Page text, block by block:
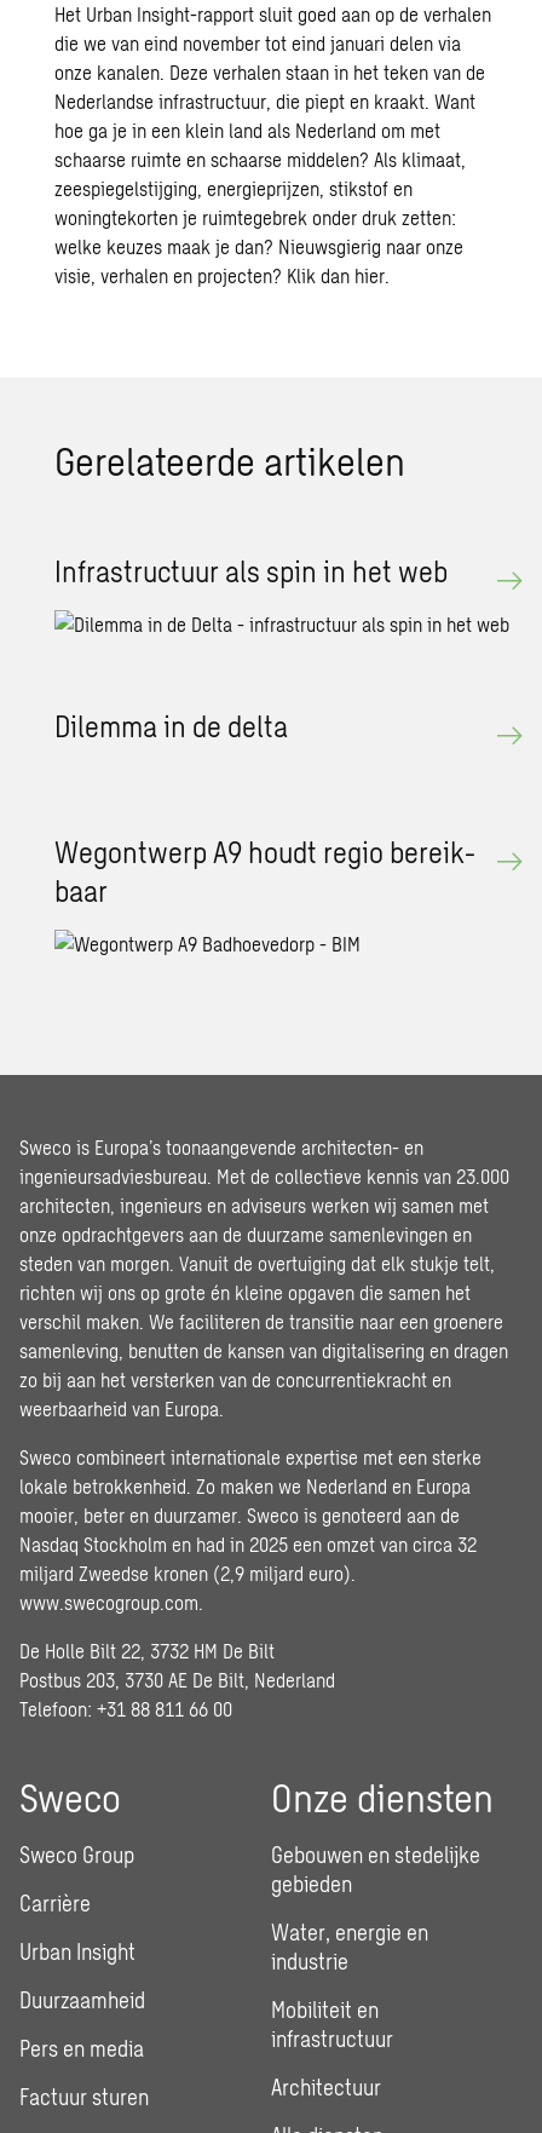
Het Urban Insight-rapport sluit goed aan op de verhalen
die we van eind november tot eind januari delen via
onze kanalen. Deze verhalen staan in het teken van de
Nederlandse infrastructuur, die piept en kraakt. Want
hoe ga je in een klein land als Nederland om met
schaarse ruimte en schaarse middelen? Als klimaat,
zeespiegelstijging, energieprijzen, stikstof en
woningtekorten je ruimtegebrek onder druk zetten:
welke keuzes maak je dan? Nieuwsgierig naar onze
visie, verhalen en projecten? Klik dan hier.
Ge­re­la­teer­de ar­ti­ke­len
In­fra­struc­tuur als spin in het web
Di­lem­ma in de delta
Weg­ont­werp A9 houdt regio be­reik­
baar
Sweco is Europa’s toonaangevende architecten- en
ingenieursadviesbureau. Met de collectieve kennis van 23.000
architecten, ingenieurs en adviseurs werken wij samen met
onze opdrachtgevers aan de duurzame samenlevingen en
steden van morgen. Vanuit de overtuiging dat elk stukje telt,
richten wij ons op grote én kleine opgaven die samen het
verschil maken. We faciliteren de transitie naar een groenere
samenleving, benutten de kansen van digitalisering en dragen
zo bij aan het versterken van de concurrentiekracht en
weerbaarheid van Europa.
Sweco combineert internationale expertise met een sterke
lokale betrokkenheid. Zo maken we Nederland en Europa
mooier, beter en duurzamer. Sweco is genoteerd aan de
Nasdaq Stockholm en had in 2025 een omzet van circa 32
miljard Zweedse kronen (2,9 miljard euro).
www.swecogroup.com
De Holle Bilt 22, 3732 HM De Bilt
Postbus 203, 3730 AE De Bilt, Nederland
Telefoon: +31 88 811 66 00
Sweco
Sweco Group
Carrière
Urban Insight
Duurzaamheid
Pers en media
Factuur sturen
Onze diensten
Gebouwen en stedelijke
gebieden
Water, energie en
industrie
Mobiliteit en
infrastructuur
Architectuur